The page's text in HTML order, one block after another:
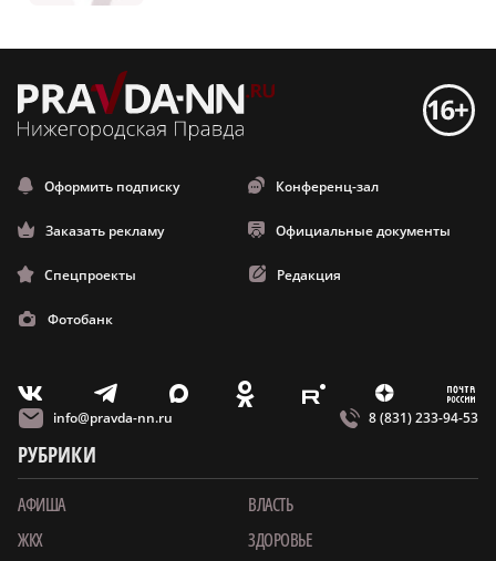
Оформить подписку Конференц-зал
Заказать рекламу Официальные документы
Спецпроекты Редакция
Фотобанк
V T X O E Z m
info@pravda-nn.ru 8 (831) 233-94-53
РУБРИКИ
АФИША
ВЛАСТЬ
ЖКХ
ЗДОРОВЬЕ